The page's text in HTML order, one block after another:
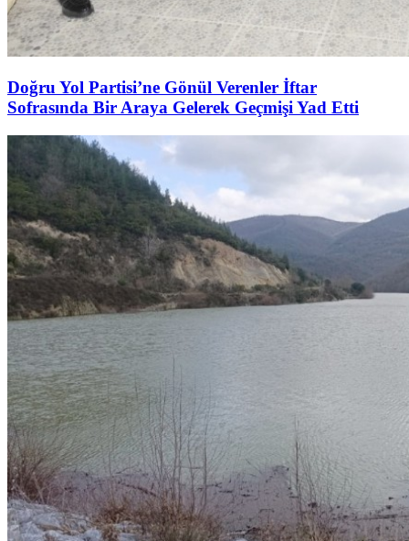
Doğru Yol Partisi’ne Gönül Verenler İftar
Sofrasında Bir Araya Gelerek Geçmişi Yad Etti